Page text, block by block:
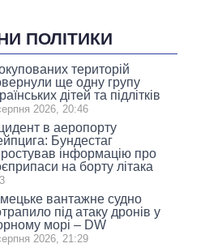
ПОЛІТИКИ
територій
ще одну групу
дітей та підлітків
2026, 20:46
в аеропорту
Бундестаг
інформацію про
на борту літака
вантажне судно
під атаку дронів у
морі – DW
2026, 21:29